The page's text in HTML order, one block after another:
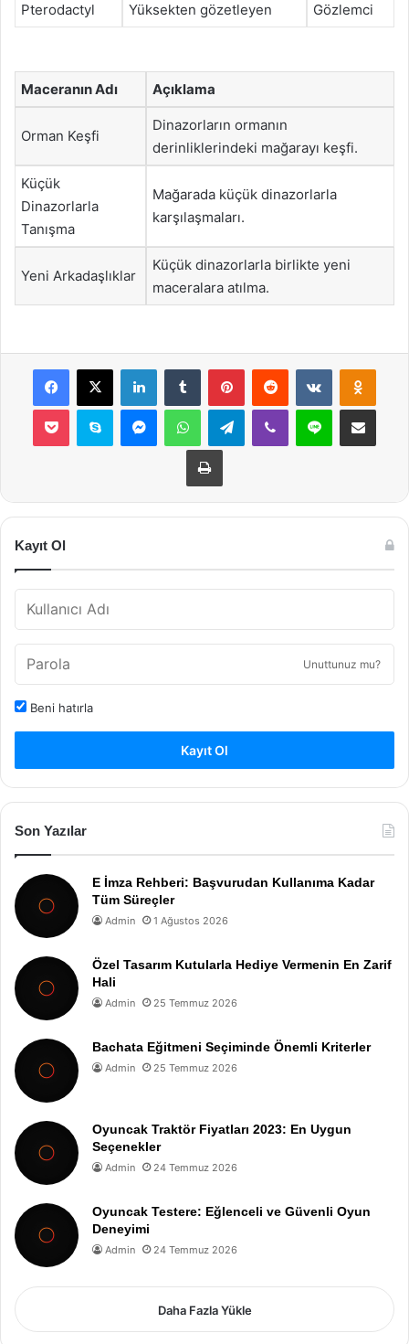
Pterodactyl Yüksekten gözetleyen Gözlemci
Maceranın Adı Açıklama
Orman Keşfi
Dinazorların ormanın
derinliklerindeki mağarayı keşfi.
Küçük
Dinazorlarla
Tanışma
Mağarada küçük dinazorlarla
karşılaşmaları.
Yeni Arkadaşlıklar
Küçük dinazorlarla birlikte yeni
maceralara atılma.
Facebook
X LinkedInTumblr PinterestReddit VKontakte
Pocket Skype MessengerWhatsAppTelegramViber Line E-Posta ile
Yazdır
Kayıt Ol
Unuttunuz mu?
Beni hatırla
Kayıt Ol
Son Yazılar
E İmza Rehberi: Başvurudan Kullanıma Kadar
Tüm Süreçler
Admin 1 Ağustos 2026
Özel Tasarım Kutularla Hediye Vermenin En Zarif
Hali
Admin 25 Temmuz 2026
Bachata Eğitmeni Seçiminde Önemli Kriterler
Admin 25 Temmuz 2026
Oyuncak Traktör Fiyatları 2023: En Uygun
Seçenekler
Admin 24 Temmuz 2026
Oyuncak Testere: Eğlenceli ve Güvenli Oyun
Deneyimi
Admin 24 Temmuz 2026
Daha Fazla Yükle